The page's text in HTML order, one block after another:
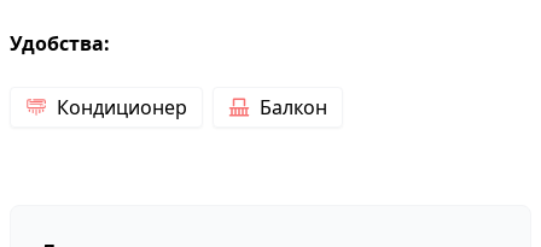
Удобства:
Кондиционер Балкон